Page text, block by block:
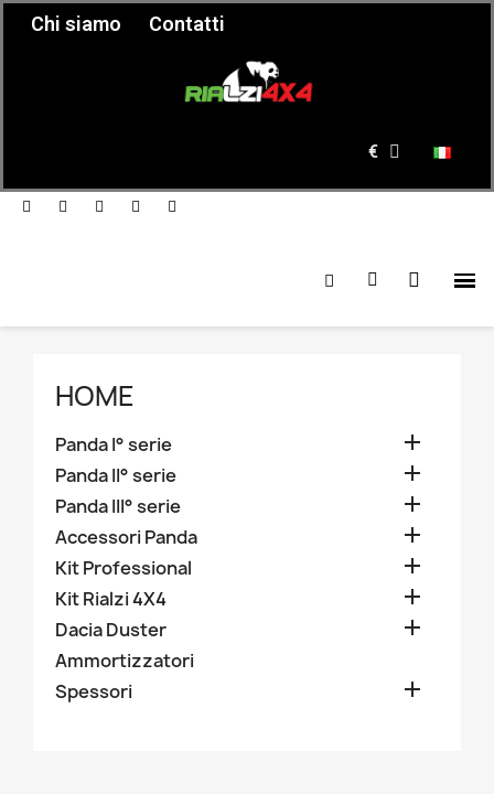
Chi siamo Contatti
€
HOME
Panda I° serie 
Panda II° serie 
Panda III° serie 
Accessori Panda 
Kit Professional 
Kit Rialzi 4X4 
Dacia Duster 
Ammortizzatori
Spessori
